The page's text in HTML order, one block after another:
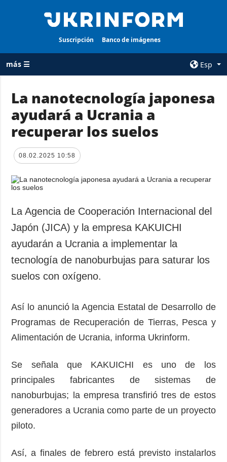
Suscripción Banco de imágenes
más ☰
Esp
TODAS LAS
Guerra
Reconstrucción
Política
Defensa
Sociedad y
Cultura
Deportes
Crimen
emergencias
AGENCIA
sobre la agencia
privacidad y
protección de
datos personales
ADICIONAL
Podcasts
Fotos
Video
Releases
SERVICIOS
Suscripción
imágenes
La nanotecnología japonesa
ayudará a Ucrania a
recuperar los suelos
08.02.2025 10:58
La Agencia de Cooperación Internacional del
Japón (JICA) y la empresa KAKUICHI
ayudarán a Ucrania a implementar la
tecnología de nanoburbujas para saturar los
suelos con oxígeno.
Así lo anunció la Agencia Estatal de Desarrollo de
Programas de Recuperación de Tierras, Pesca y
Alimentación de Ucrania, informa Ukrinform.
Se señala que KAKUICHI es uno de los
principales fabricantes de sistemas de
nanoburbujas; la empresa transfirió tres de estos
generadores a Ucrania como parte de un proyecto
piloto.
Así, a finales de febrero está previsto instalarlos